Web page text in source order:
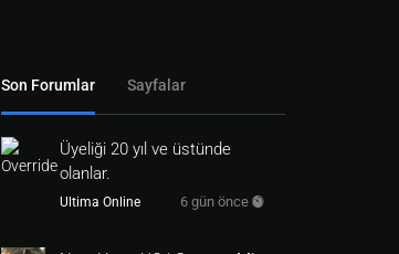
Son Forumlar Sayfalar
Üyeliği 20 yıl ve üstünde
olanlar.
Ultima Online 6 gün önce